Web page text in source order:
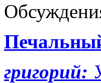
григорий: